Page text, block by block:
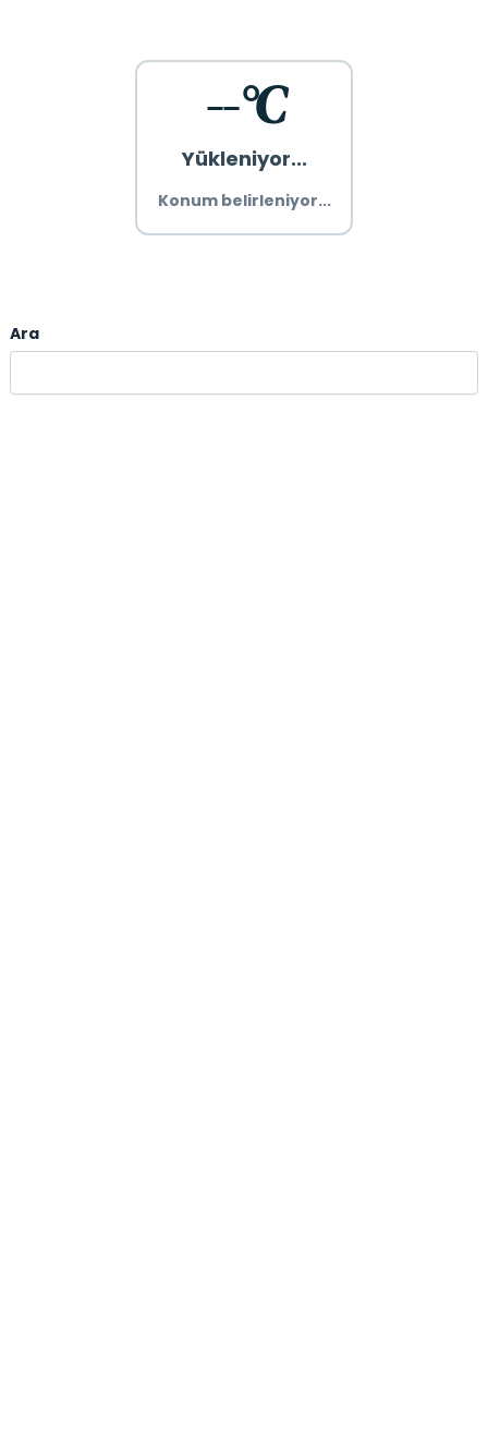
--°C
Yükleniyor...
Konum belirleniyor...
Ara